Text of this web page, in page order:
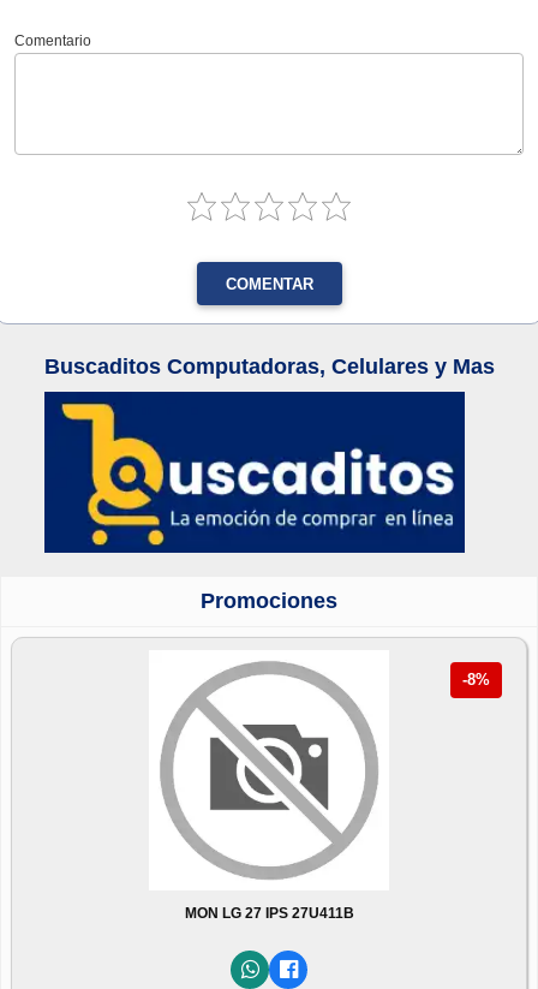
Comentario
COMENTAR
Buscaditos Computadoras, Celulares y Mas
Promociones
-8%
MON LG 27 IPS 27U411B